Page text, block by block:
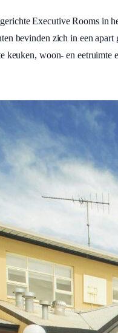
Executive Rooms in
bevinden zich in een
woon- en eetruimte